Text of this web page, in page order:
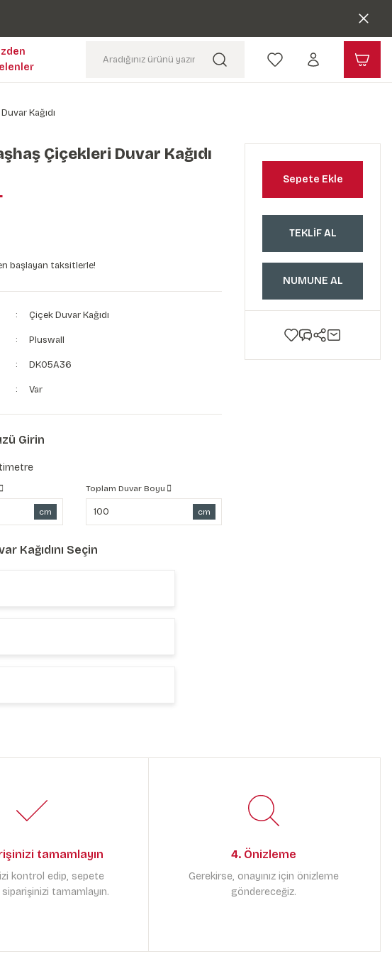
Kağıdı
Çiçekleri Duvar Kağıdı
başlayan taksitlerle!
Çiçek Duvar Kağıdı
Pluswall
DK05A36
Var
Girin
cm
Toplam Duvar Boyu
cm
Kağıdını Seçin
Sepete Ekle
TEKLİF AL
NUMUNE AL
tamamlayın
kontrol edip, sepete
tamamlayın.
4. Önizleme
Gerekirse, onayınız için önizleme
göndereceğiz.